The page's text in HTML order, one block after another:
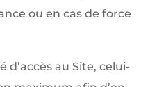
ou en cas de force
d’accès au Site, celui-